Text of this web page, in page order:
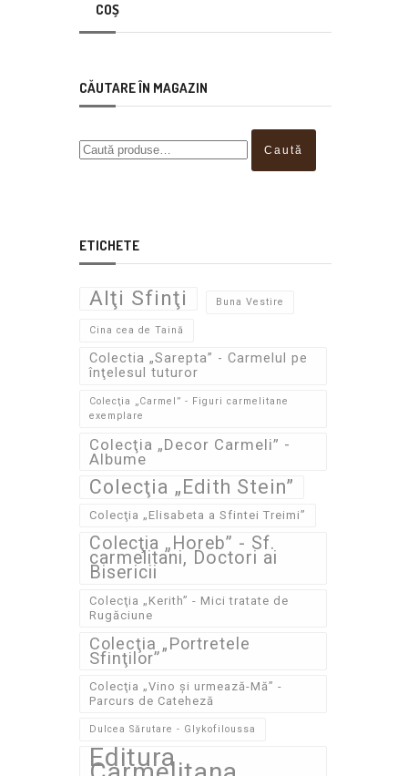
COȘ
CĂUTARE ÎN MAGAZIN
Caută
ETICHETE
Alţi Sfinţi Buna Vestire
Cina cea de Taină
Colectia „Sarepta” - Carmelul pe
înţelesul tuturor
Colecţia „Carmel” - Figuri carmelitane
exemplare
Colecţia „Decor Carmeli” -
Albume
Colecţia „Edith Stein”
Colecţia „Elisabeta a Sfintei Treimi”
Colecţia „Horeb” - Sf.
carmelitani, Doctori ai
Bisericii
Colecţia „Kerith” - Mici tratate de
Rugăciune
Colecţia „Portretele
Sfinţilor”
Colecţia „Vino și urmează-Mă” -
Parcurs de Cateheză
Dulcea Sărutare - Glykofiloussa
Editura